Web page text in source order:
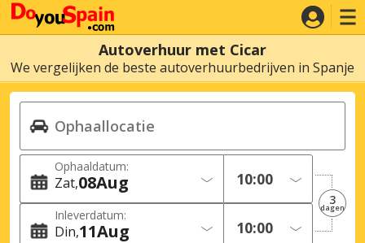
Autoverhuur met Cicar
We vergelijken de beste autoverhuurbedrijven in Spanje
Ophaaldatum:
Zat 08Aug
Inleverdatum:
Din 11Aug
3
dagen